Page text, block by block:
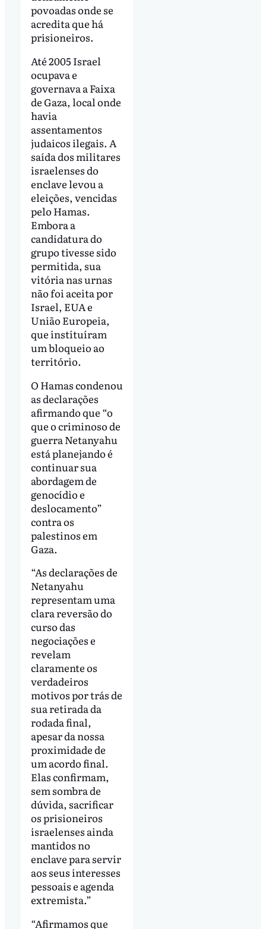
povoadas onde se
acredita que há
prisioneiros.
Até 2005 Israel
ocupava e
governava a Faixa
de Gaza, local onde
havia
assentamentos
judaicos ilegais. A
saída dos militares
israelenses do
enclave levou a
eleições, vencidas
pelo Hamas.
Embora a
candidatura do
grupo tivesse sido
permitida, sua
vitória nas urnas
não foi aceita por
Israel, EUA e
União Europeia,
que instituíram
um bloqueio ao
território.
O Hamas condenou
as declarações
afirmando que “o
que o criminoso de
guerra Netanyahu
está planejando é
continuar sua
abordagem de
genocídio e
deslocamento”
contra os
palestinos em
Gaza.
“As declarações de
Netanyahu
representam uma
clara reversão do
curso das
negociações e
revelam
claramente os
verdadeiros
motivos por trás de
sua retirada da
rodada final,
apesar da nossa
proximidade de
um acordo final.
Elas confirmam,
sem sombra de
dúvida, sacrificar
os prisioneiros
israelenses ainda
mantidos no
enclave para servir
aos seus interesses
pessoais e agenda
extremista.”
“Afirmamos que